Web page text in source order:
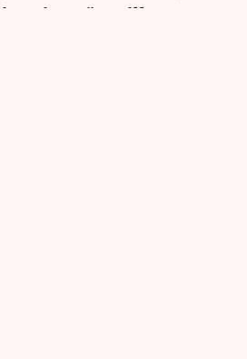
region Väst, till TN.